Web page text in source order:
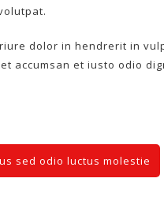
dolor in hendrerit in
accumsan et iusto odio
sed odio luctus molestie